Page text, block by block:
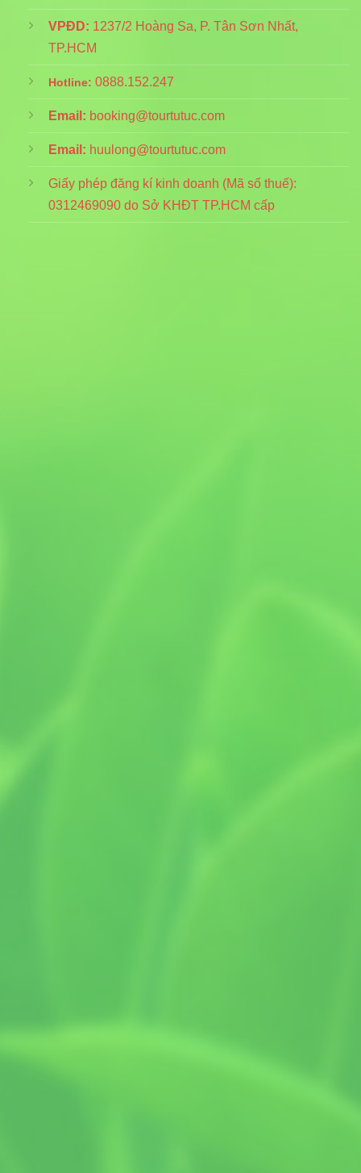
VPĐD: 1237/2 Hoàng Sa, P. Tân Sơn Nhất,
TP.HCM
Hotline: 0888.152.247
Email: booking@tourtutuc.com
Email: huulong@tourtutuc.com
Giấy phép đăng kí kinh doanh (Mã số thuế):
0312469090 do Sở KHĐT TP.HCM cấp